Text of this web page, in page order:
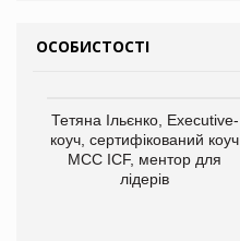
ОСОБИСТОСТІ
Тетяна Ільєнко, Executive-
коуч, сертифікований коуч
МСС ICF, ментор для
лідерів